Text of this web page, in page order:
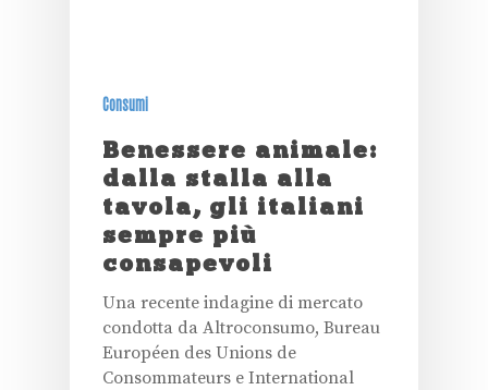
Consumi
Benessere animale:
dalla stalla alla
tavola, gli italiani
sempre più
consapevoli
Una recente indagine di mercato
condotta da Altroconsumo, Bureau
Européen des Unions de
Consommateurs e International